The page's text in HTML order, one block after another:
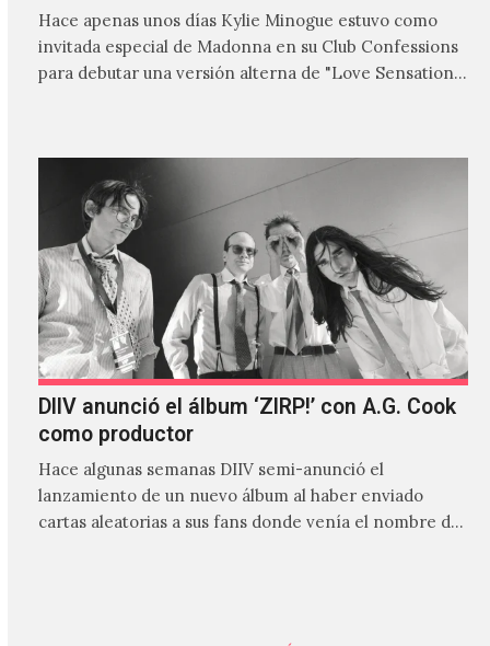
Hace apenas unos días Kylie Minogue estuvo como
invitada especial de Madonna en su Club Confessions
para debutar una versión alterna de "Love Sensation",
DIIV anunció el álbum ‘ZIRP!’ con A.G. Cook
como productor
Hace algunas semanas DIIV semi-anunció el
lanzamiento de un nuevo álbum al haber enviado
cartas aleatorias a sus fans donde venía el nombre de